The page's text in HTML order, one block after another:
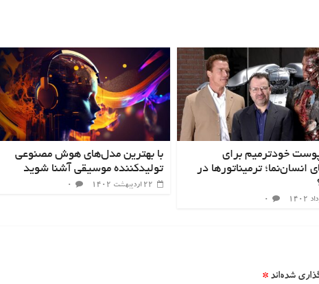
خودترمیم برای
انسان‌نما؛ ترمیناتورها در
۰
با بهترین مدل‌های هوش مصنوعی
تولیدکننده موسیقی آشنا شوید
۲۲ اردیبهشت ۱۴۰۲ ۰
شده‌اند *